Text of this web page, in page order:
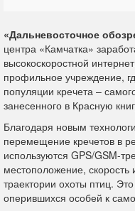
«Дальневосточное
центра «Камчатка»
высокоскоростной
профильное учреждение,
популяции кречета –
занесенного в Красную
Благодаря новым
перемещение кречетов в
используются GPS/GSM-
местоположение,
траектории охоты птиц.
оперившихся особей к